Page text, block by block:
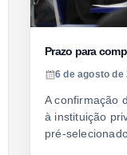
Prazo para
6 de agosto de
A confirmação
à instituição
pré-